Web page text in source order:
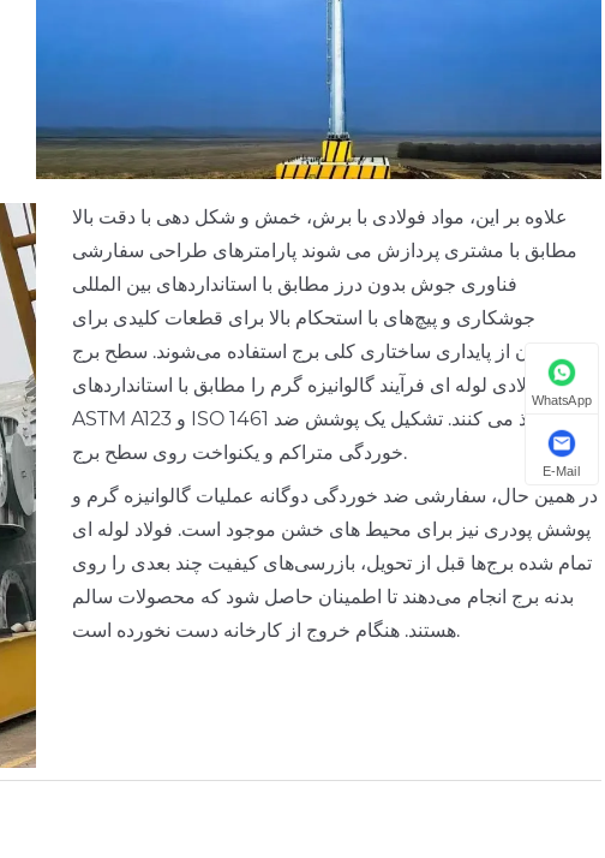
علاوه بر این، مواد فولادی با برش، خمش و شکل دهی با دقت بالا
مطابق با مشتری پردازش می شوند پارامترهای طراحی سفارشی
فناوری جوش بدون درز مطابق با استانداردهای بین المللی
جوشکاری و پیچ‌های با استحکام بالا برای قطعات کلیدی برای
اطمینان از پایداری ساختاری کلی برج استفاده می‌شوند. سطح برج
های فولادی لوله ای فرآیند گالوانیزه گرم را مطابق با استانداردهای
ASTM A123 و ISO 1461 اتخاذ می کنند. تشکیل یک پوشش ضد
خوردگی متراکم و یکنواخت روی سطح برج.
در همین حال، سفارشی ضد خوردگی دوگانه عملیات گالوانیزه گرم و
پوشش پودری نیز برای محیط های خشن موجود است. فولاد لوله ای
تمام شده برج‌ها قبل از تحویل، بازرسی‌های کیفیت چند بعدی را روی
بدنه برج انجام می‌دهند تا اطمینان حاصل شود که محصولات سالم
هستند. هنگام خروج از کارخانه دست نخورده است.
WhatsApp
E-Mail